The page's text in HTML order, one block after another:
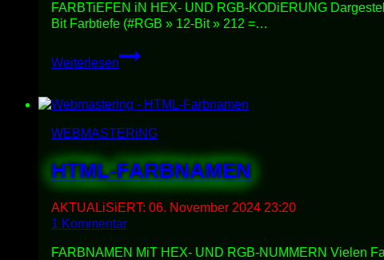
FARBTiEFEN iN HEX- UND RGB-KODiERUNG
Bit Farbtiefe (#RGB » 12-Bit » 212 =…
Weiterlesen
HTML-
FARBTiEFEN
WEBMASTERiNG
HTML-FARBNAMEN
AKTUALiSiERT: 06. November 2024 23:20
1 Kommentar
FARBNAMEN MiT HEX- UND RGB-NUMMERN Vielen